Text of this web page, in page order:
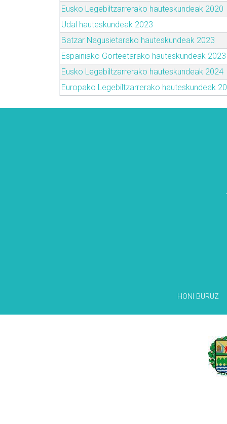
Eusko Legebiltzarrerako hauteskundeak 2020
Udal hauteskundeak 2023
Batzar Nagusietarako hauteskundeak 2023
Espainiako Gorteetarako hauteskundeak 2023
Eusko Legebiltzarrerako hauteskundeak 2024
Europako Legebiltzarrerako hauteskundeak
HONI BURUZ